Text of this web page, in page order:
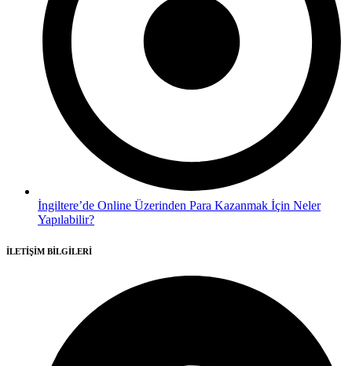
İngiltere’de Online Üzerinden Para Kazanmak İçin Neler
Yapılabilir?
İLETİŞİM BİLGİLERİ